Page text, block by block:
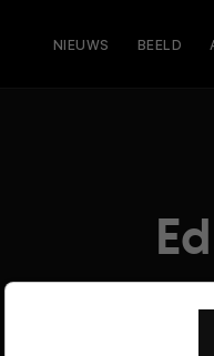
NIEUWS BEELD